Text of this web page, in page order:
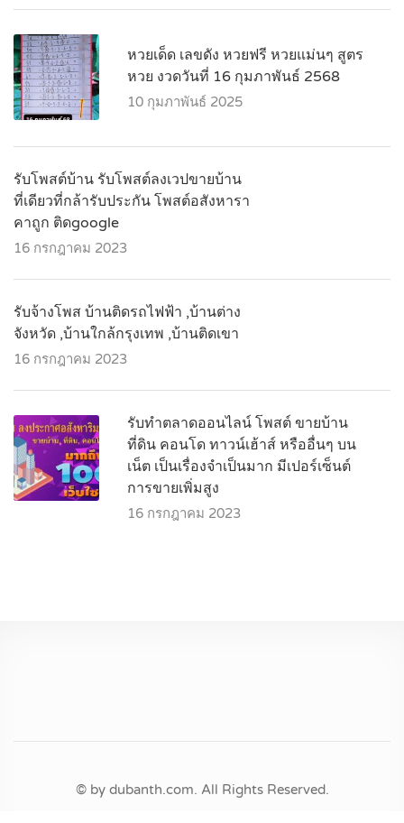
หวยเด็ด เลขดัง หวยฟรี หวยแม่นๆ สูตร
หวย งวดวันที่ 16 กุมภาพันธ์ 2568
10 กุมภาพันธ์ 2025
รับโพสต์บ้าน รับโพสต์ลงเวปขายบ้าน
ที่เดียวที่กล้ารับประกัน โพสต์อสังหารา
คาถูก ติดgoogle
16 กรกฎาคม 2023
รับจ้างโพส บ้านติดรถไฟฟ้า ,บ้านต่าง
จังหวัด ,บ้านใกล้กรุงเทพ ,บ้านติดเขา
16 กรกฎาคม 2023
รับทำตลาดออนไลน์ โพสต์ ขายบ้าน
ที่ดิน คอนโด ทาวน์เฮ้าส์ หรืออื่นๆ บน
เน็ต เป็นเรื่องจำเป็นมาก มีเปอร์เซ็นต์
การขายเพิ่มสูง
16 กรกฎาคม 2023
© by dubanth.com. All Rights Reserved.